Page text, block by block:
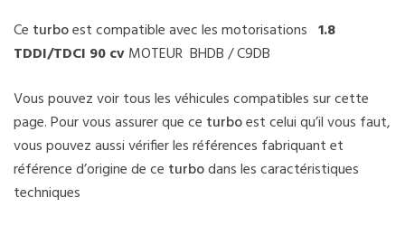
Ce turboest compatible avec les motorisations 1.8
TDDI/TDCI 90 cvMOTEUR BHDB / C9DB
Vous pouvez voir tous les véhicules compatibles sur cette
page. Pour vous assurer que ce turboest celui qu’il vous faut,
vous pouvez aussi vérifier les références fabriquant et
référence d’origine de ce turbodans les caractéristiques
techniques